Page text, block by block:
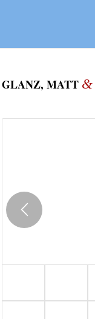
GLANZ, MATT &